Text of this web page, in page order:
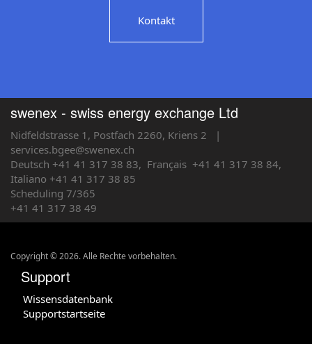
Kontakt
swenex - swiss energy exchange Ltd
Nidfeldstrasse 1, Postfach 2260, Kriens 2
|
services.bgee@swenex.ch
Deutsch +41 41 317 38 83, Français +41 41 317 38 84,
Italiano +41 41 317 38 85
Scheduling 7/365
+41 41 317 38 49
Copyright © 2026. Alle Rechte vorbehalten.
Support
Wissensdatenbank
Supportstartseite